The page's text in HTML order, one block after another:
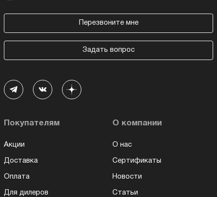
Перезвоните мне
Задать вопрос
Покупателям
Акции
Доставка
Оплата
Для дилеров
О компании
О нас
Сертификаты
Новости
Статьи